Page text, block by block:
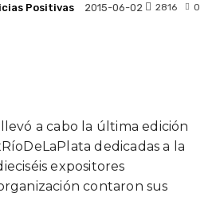
Positivas 2015-06-02 0
2816
a cabo la última edición
dedicadas a la
expositores
contaron sus